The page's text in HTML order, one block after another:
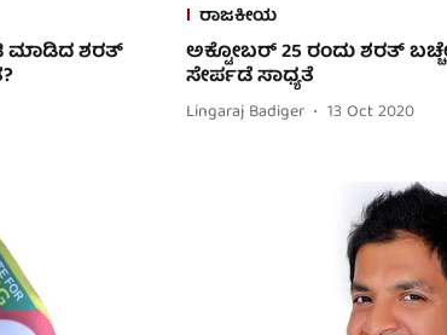
ಮಾಡಿದ ಶರತ್
ರಾಜಕೀಯ
ಅಕ್ಟೋಬರ್ 25 ರಂದು ಶರತ್
ಸೇರ್ಪಡೆ ಸಾಧ್ಯತೆ
Lingaraj Badiger 13 Oct 2020